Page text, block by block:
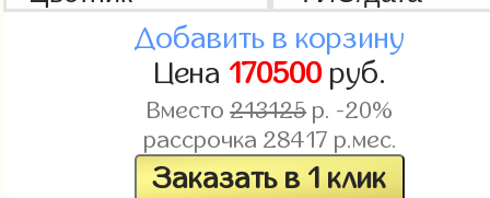
Добавить в корзину
Цена 170500руб.
Вместо213125р. -20%
рассрочка 28417 р.мес.
Заказать в 1 клик